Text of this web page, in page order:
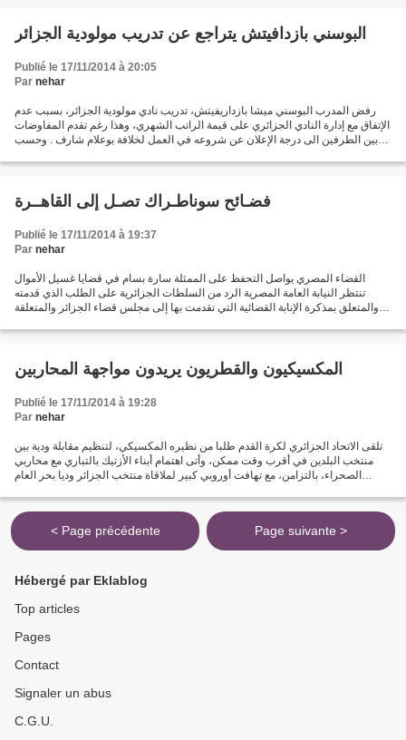
البوسني بازدافيتش يتراجع عن تدريب مولودية الجزائر
Publié le 17/11/2014 à 20:05
Par nehar
رفض المدرب البوسني ميشا بازداريفيتش، تدريب نادي مولودية الجزائر، بسبب عدم
الإتفاق مع إدارة النادي الجزائري على قيمة الراتب الشهري، وهذا رغم تقدم المفاوضات
بين الطرفين الى درجة الإعلان عن شروعه في العمل لخلافة بوعلام شارف . وحسب
فضـائح سوناطـراك تصـل إلى القاهــرة
Publié le 17/11/2014 à 19:37
Par nehar
القضاء المصري يواصل التحفظ على الممثلة سارة بسام في قضايا غسيل الأموال
تنتظر النيابة العامة المصرية الرد من السلطات الجزائرية على الطلب الذي قدمته
والمتعلق بمذكرة الإنابة القضائية التي تقدمت بها إلى مجلس قضاء الجزائر والمتعلقة
المكسيكيون والقطريون يريدون مواجهة المحاربين
Publié le 17/11/2014 à 19:28
Par nehar
تلقى الاتحاد الجزائري لكرة القدم طلبا من نظيره المكسيكي، لتنظيم مقابلة ودية بين
منتخب البلدين في أقرب وقت ممكن، وأتى اهتمام أبناء الأزتيك بالتباري مع محاربي
الصحراء، بالتزامن، مع تهافت أوروبي كبير لملاقاة منتخب الجزائر وديا بحر العام
< Page précédente Page suivante >
Hébergé par Eklablog
Top articles
Pages
Contact
Signaler un abus
C.G.U.